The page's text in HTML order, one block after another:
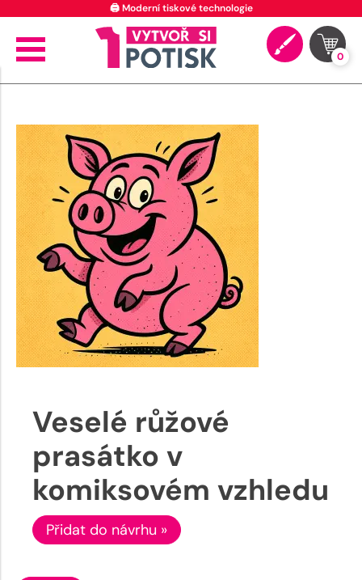
🖨️ Moderní tiskové technologie
0
Veselé růžové
prasátko v
komiksovém vzhledu
Přidat do návrhu »